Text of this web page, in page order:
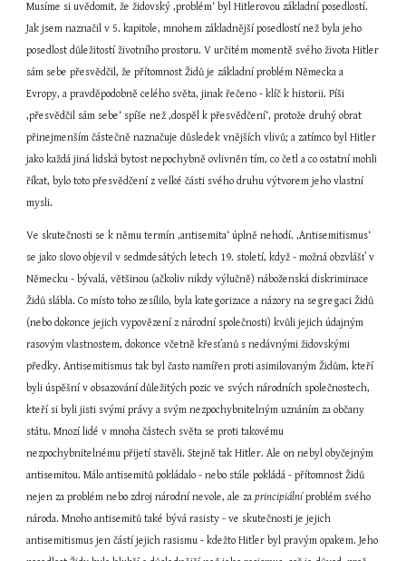
Musíme si uvědomit, že židovský ‚problém‘ byl Hitlerovou základní posedlostí.
Jak jsem naznačil v 5. kapitole, mnohem základnější posedlostí než byla jeho
posedlost důležitostí životního prostoru. V určitém momentě svého života Hitler
sám sebe přesvědčil, že přítomnost Židů je základní problém Německa a
Evropy, a pravděpodobně celého světa, jinak řečeno - klíč k historii. Píši
‚přesvědčil sám sebe‘ spíše než ‚dospěl k přesvědčení‘, protože druhý obrat
přinejmenším částečně naznačuje důsledek vnějších vlivů; a zatímco byl Hitler
jako každá jiná lidská bytost nepochybně ovlivněn tím, co četl a co ostatní mohli
říkat, bylo toto přesvědčení z velké části svého druhu výtvorem jeho vlastní
mysli.
Ve skutečnosti se k němu termín ‚antisemita‘ úplně nehodí. ‚Antisemitismus‘
se jako slovo objevil v sedmdesátých letech 19. století, když - možná obzvlášť v
Německu - bývalá, většinou (ačkoliv nikdy výlučně) náboženská diskriminace
Židů slábla. Co místo toho zesílilo, byla kategorizace a názory na segregaci Židů
(nebo dokonce jejich vypovězení z národní společnosti) kvůli jejich údajným
rasovým vlastnostem, dokonce včetně křesťanů s nedávnými židovskými
předky. Antisemitismus tak byl často namířen proti asimilovaným Židům, kteří
byli úspěšní v obsazování důležitých pozic ve svých národních společnostech,
kteří si byli jisti svými právy a svým nezpochybnitelným uznáním za občany
státu. Mnozí lidé v mnoha částech světa se proti takovému
nezpochybnitelnému přijetí stavěli. Stejně tak Hitler. Ale on nebyl obyčejným
antisemitou. Málo antisemitů pokládalo - nebo stále pokládá - přítomnost Židů
nejen za problém nebo zdroj národní nevole, ale za principiální problém svého
národa. Mnoho antisemitů také bývá rasisty - ve skutečnosti je jejich
antisemitismus jen částí jejich rasismu - kdežto Hitler byl pravým opakem. Jeho